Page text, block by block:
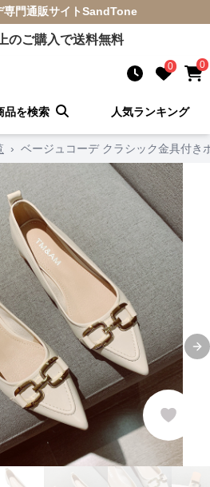
専門通販サイトSandTone
のご購入で送料無料
0 0
品を検索 人気ランキング
› ベージュコーデ クラシック金具付き